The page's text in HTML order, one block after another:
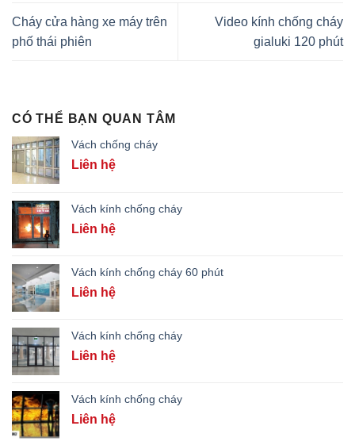
Cháy cửa hàng xe máy trên
phố thái phiên
Video kính chống cháy
gialuki 120 phút
CÓ THỂ BẠN QUAN TÂM
Vách chống cháy
Liên hệ
Vách kính chống cháy
Liên hệ
Vách kính chống cháy 60 phút
Liên hệ
Vách kính chống cháy
Liên hệ
Vách kính chống cháy
Liên hệ